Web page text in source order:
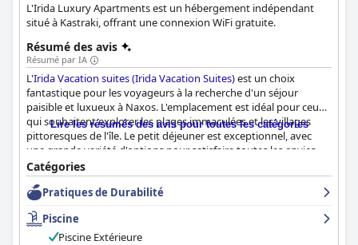
L'Irida Luxury Apartments est un hébergement indépendant
situé à Kastraki, offrant une connexion WiFi gratuite.
Résumé des avis
Résumé par IA
L'Irida Vacation suites (Irida Vacation Suites)est un choix
fantastique pour les voyageurs à la recherche d'un séjour
paisible et luxueux à Naxos. L'emplacement est idéal pour ceux
qui souhaitent explorer les plages immaculées et les villages
pittoresques de l'île. Le petit déjeuner est exceptionnel, avec
une grande variété d'options pour satisfaire toutes les envies.
Les chambres sont spacieuses, propres et joliment conçues avec
tous les équipements nécessaires. Le personnel est
exceptionnel, offrant une hospitalité chaleureuse et accueillante
et se surpassant pour s'assurer que les clients passent un séjour
agréable et confortable. Alors que le WiFi peut être aléatoire, la
piscine est une caractéristique remarquable avec un design
Lire les résumés des avis pour toutes les catégories
Catégories
Pratiques de Durabilité
Piscine
Piscine Extérieure